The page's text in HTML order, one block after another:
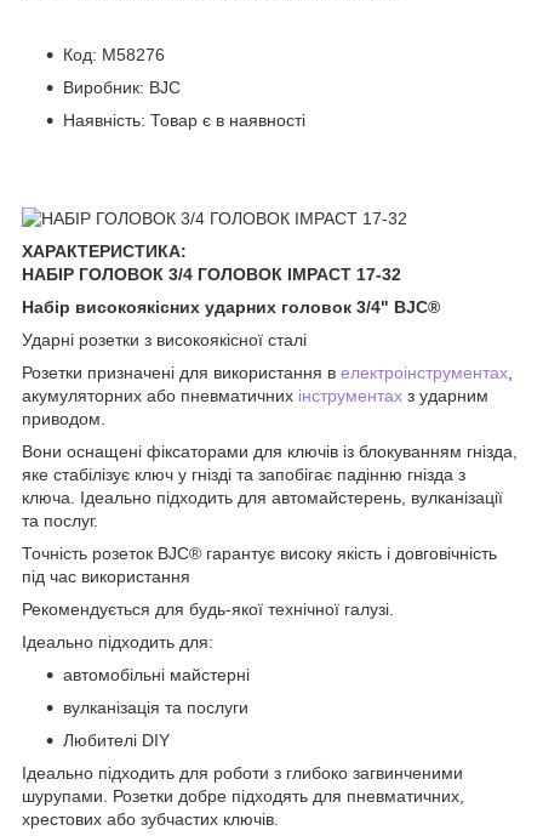
Код: M58276
Виробник: BJC
Наявність: Товар є в наявності
ХАРАКТЕРИСТИКА:
НАБІР ГОЛОВОК 3/4 ГОЛОВОК IMPACT 17-32
Набір високоякісних ударних головок 3/4" BJC®️
Ударні розетки з високоякісної сталі
Розетки призначені для використання в електроінструментах
акумуляторних або пневматичних інструментах з ударним
приводом.
Вони оснащені фіксаторами для ключів із блокуванням гнізда,
яке стабілізує ключ у гнізді та запобігає падінню гнізда з
ключа. Ідеально підходить для автомайстерень, вулканізації
та послуг.
Точність розеток BJC®️ гарантує високу якість і довговічність
під час використання
Рекомендується для будь-якої технічної галузі.
Ідеально підходить для:
автомобільні майстерні
вулканізація та послуги
Любителі DIY
Ідеально підходить для роботи з глибоко загвинченими
шурупами. Розетки добре підходять для пневматичних,
хрестових або зубчастих ключів.